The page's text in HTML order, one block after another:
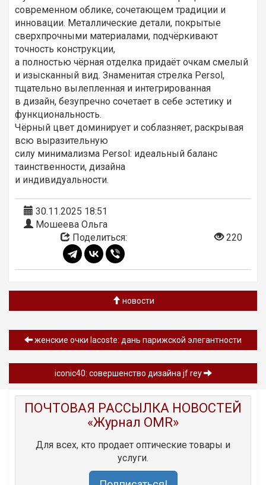
современном облике, сочетающем традиции и
инновации. Металлические детали, покрытые
сверхпрочными материалами, подчёркивают
точность конструкции,
а полностью чёрная отделка придаёт очкам смелый
и изысканный вид. Знаменитая стрелка Persol,
тщательно вылепленная и интегрированная
в дизайн, безупречно сочетает в себе эстетику и
функциональность.
Чёрный цвет доминирует и соблазняет, раскрывая
всю выразительную
силу минимализма Persol: идеальный баланс
таинственности, дизайна
и индивидуальности.
30.11.2025 18:51
Мошеева Ольга
Поделиться:
220
новости
женские очки lacoste: дань парижской элегантности
iconic40: совершенство дизайна jf rey
ПОЧТОВАЯ РАССЫЛКА НОВОСТЕЙ
«Журнал OMR»
Для всех, кто продает оптические товары и
услуги.